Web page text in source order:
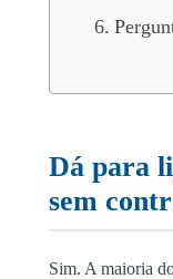
Dá para
sem
Sim. A maioria